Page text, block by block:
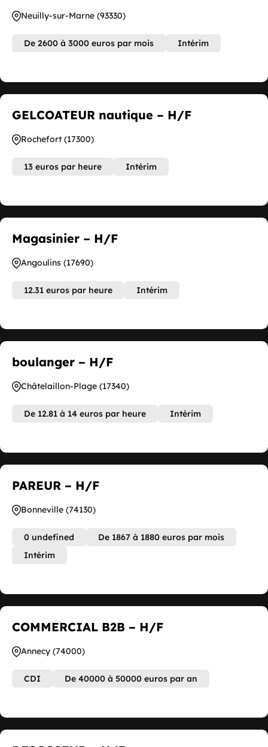
Neuilly-sur-Marne (93330)
De 2600 à 3000 euros par mois Intérim
GELCOATEUR nautique – H/F
Rochefort (17300)
13 euros par heure Intérim
Magasinier – H/F
Angoulins (17690)
12.31 euros par heure Intérim
boulanger – H/F
Châtelaillon-Plage (17340)
De 12.81 à 14 euros par heure Intérim
PAREUR – H/F
Bonneville (74130)
0 undefined
De 1867 à 1880 euros par mois
Intérim
COMMERCIAL B2B – H/F
Annecy (74000)
CDI De 40000 à 50000 euros par an